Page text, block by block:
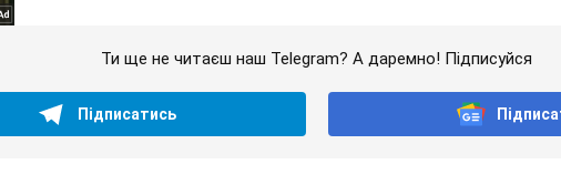
Ти ще не читаєш наш Telegram? А даремно! Підписуйся
Підписатись